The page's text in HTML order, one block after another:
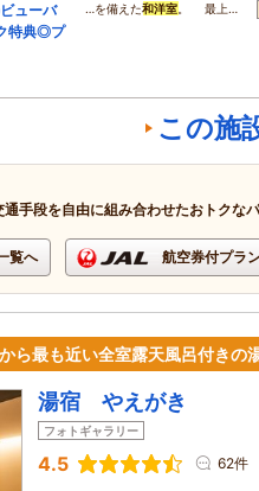
ューバ
特典◎プ
…を備えた和洋室 。 最上…
この施
通手段を自由に組み合わせたおトクな
覧へ 航空券付プラ
最も近い全室露天風呂付きの
湯宿 やえがき
フォトギャラリー
4.5 62件